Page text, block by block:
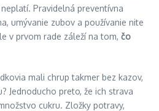
Pravidelná preventívna
umývanie zubov a používanie nite
v prvom rade záleží na tom, čo
mali chrup takmer bez kazov,
Jednoducho preto, že ich strava
cukru. Zložky potravy,